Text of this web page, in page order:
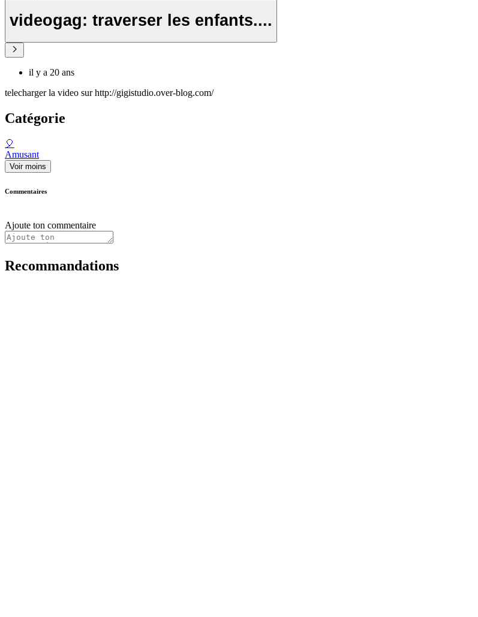
videogag: traverser les enfants....
il y a 20 ans
telecharger la video sur http://gigistudio.over-blog.com/
Catégorie
🎈
Amusant
Voir moins
Commentaires
Ajoute ton commentaire
Recommandations